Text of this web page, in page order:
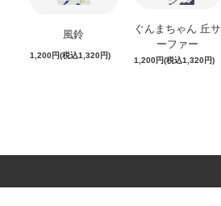
風鈴
1,200円(税込1,320円)
ぐんまちゃん 丘サ
ーファー
1,200円(税込1,320円)